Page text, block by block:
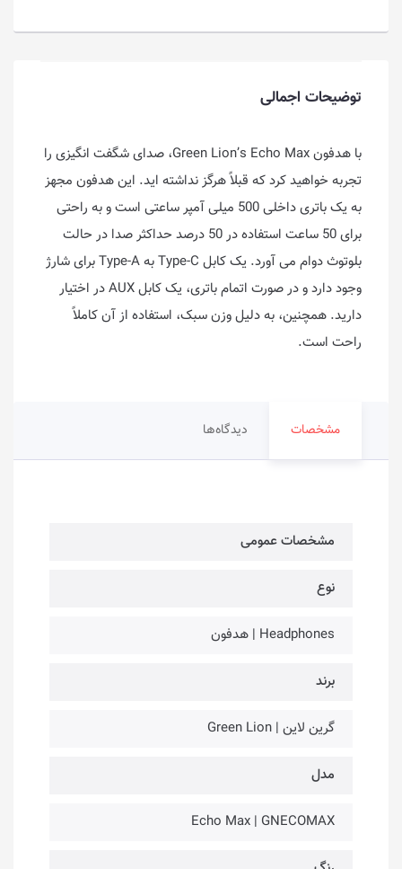
توضیحات اجمالی
با هدفون Green Lion’s Echo Max، صدای شگفت انگیزی را
تجربه خواهید کرد که قبلاً هرگز نداشته اید. این هدفون مجهز
به یک باتری داخلی 500 میلی آمپر ساعتی است و به راحتی
برای 50 ساعت استفاده در 50 درصد حداکثر صدا در حالت
بلوتوث دوام می آورد. یک کابل Type-C به Type-A برای شارژ
وجود دارد و در صورت اتمام باتری، یک کابل AUX در اختیار
دارید. همچنین، به دلیل وزن سبک، استفاده از آن کاملاً
راحت است.
مشخصات دیدگاه‌ها
مشخصات عمومی
نوع
Headphones | هدفون
برند
گرین لاین | Green Lion
مدل
Echo Max | GNECOMAX